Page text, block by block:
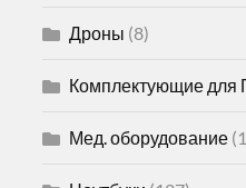
Дроны (8)
Комплектующие для
Мед. оборудование